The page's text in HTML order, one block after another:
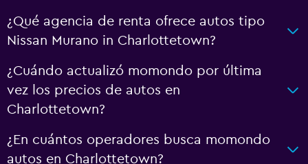
¿Qué agencia de renta ofrece autos tipo
Nissan Murano in Charlottetown?
¿Cuándo actualizó momondo por última
vez los precios de autos en
Charlottetown?
¿En cuántos operadores busca momondo
autos en Charlottetown?